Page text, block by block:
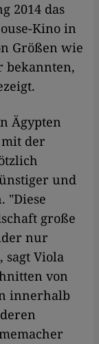
2014 das
Kino in
Größen wie
bekannten,
Ägypten
mit der
und
"Diese
große
nur
Viola
von
innerhalb